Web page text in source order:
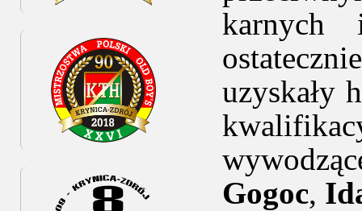
karnych
uzyskały
Gogoc,